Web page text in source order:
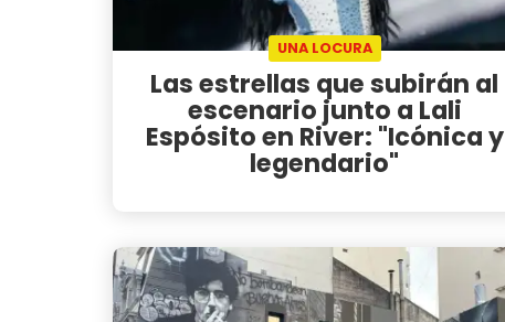
UNA LOCURA
Las estrellas que subirán al
escenario junto a Lali
Espósito en River: "Icónica y
legendario"